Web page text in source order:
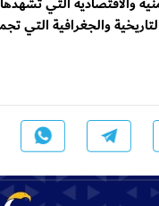
والجغرافية التي